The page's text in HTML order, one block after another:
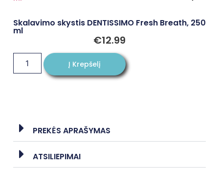
Skalavimo skystis DENTISSIMO Fresh Breath, 250
ml
€12.99
PREKĖS APRAŠYMAS
ATSILIEPIMAI
Į Krepšelį